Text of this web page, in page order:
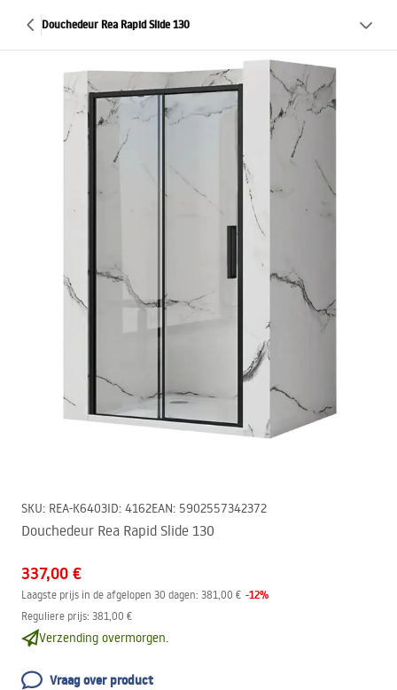
Douchedeur Rea Rapid Slide 130
SKU: REA-K6403ID: 4162EAN: 5902557342372
Douchedeur Rea Rapid Slide 130
337,00 €
Laagste prijs in de afgelopen 30 dagen: 381,00 € -12%
Reguliere prijs: 381,00 €
Verzending overmorgen.
Vraag over product